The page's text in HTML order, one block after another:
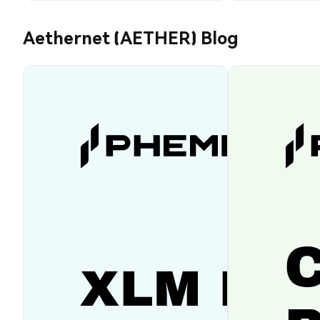
Aethernet (AETHER) Blog